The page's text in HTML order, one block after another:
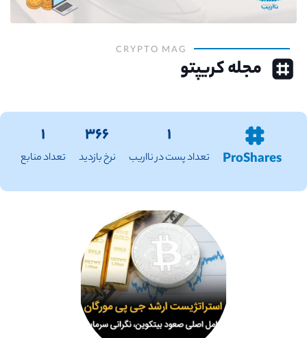
CRYPTO MAG
مجله کریپتو
ProShares
۱
تعداد پست در نااریب
۳۶۶
نرخ بازدید
۱
تعداد منابع